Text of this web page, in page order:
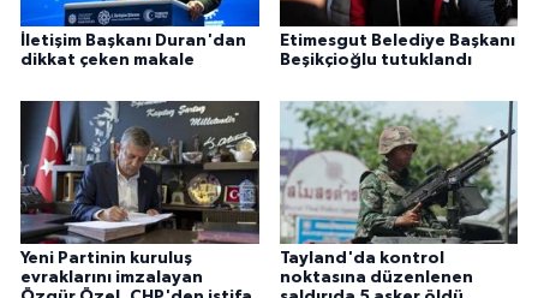
İletişim Başkanı Duran'dan
dikkat çeken makale
Etimesgut Belediye Başkanı
Beşikçioğlu tutuklandı
Yeni Partinin kuruluş
evraklarını imzalayan
Tayland'da kontrol
noktasına düzenlenen